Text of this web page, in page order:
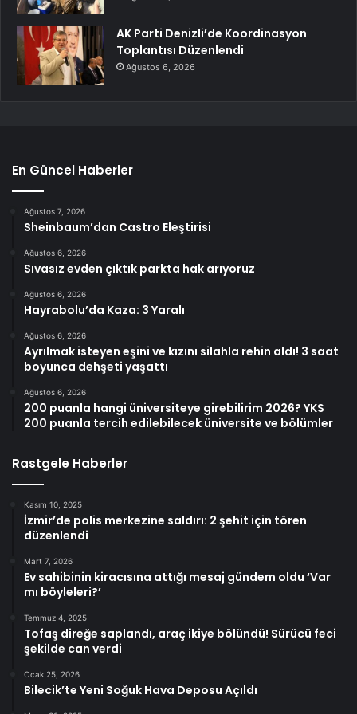
AK Parti Denizli’de Koordinasyon
Toplantısı Düzenlendi
Ağustos 6, 2026
En Güncel Haberler
Ağustos 7, 2026
Sheinbaum’dan Castro Eleştirisi
Ağustos 6, 2026
Sıvasız evden çıktık parkta hak arıyoruz
Ağustos 6, 2026
Hayrabolu’da Kaza: 3 Yaralı
Ağustos 6, 2026
Ayrılmak isteyen eşini ve kızını silahla rehin aldı! 3 saat
boyunca dehşeti yaşattı
Ağustos 6, 2026
200 puanla hangi üniversiteye girebilirim 2026? YKS
200 puanla tercih edilebilecek üniversite ve bölümler
Rastgele Haberler
Kasım 10, 2025
İzmir’de polis merkezine saldırı: 2 şehit için tören
düzenlendi
Mart 7, 2026
Ev sahibinin kiracısına attığı mesaj gündem oldu ‘Var
mı böyleleri?’
Temmuz 4, 2025
Tofaş direğe saplandı, araç ikiye bölündü! Sürücü feci
şekilde can verdi
Ocak 25, 2026
Bilecik’te Yeni Soğuk Hava Deposu Açıldı